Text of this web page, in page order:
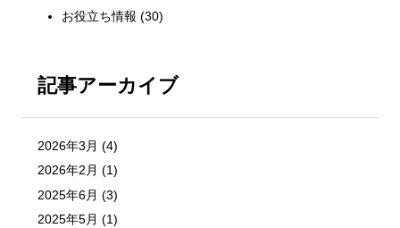
お役立ち情報 (30)
記事アーカイブ
2026年3月 (4)
2026年2月 (1)
2025年6月 (3)
2025年5月 (1)